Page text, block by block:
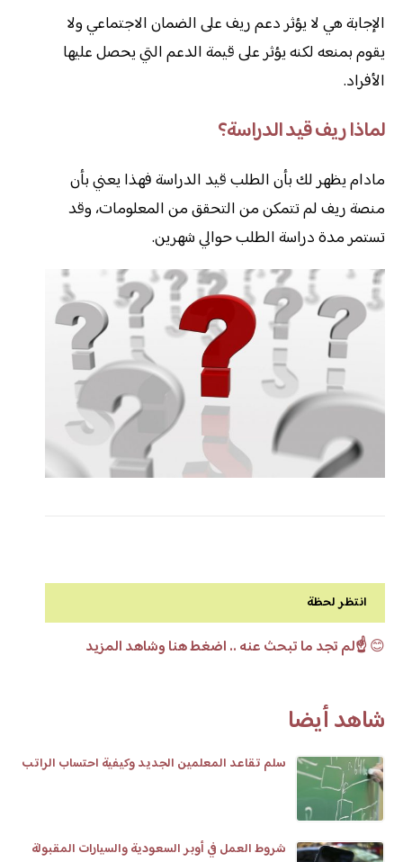
الإجابة هي لا يؤثر دعم ريف على الضمان الاجتماعي ولا
يقوم بمنعه لكنه يؤثر على قيمة الدعم التي يحصل عليها
الأفراد.
لماذا ريف قيد الدراسة؟
مادام يظهر لك بأن الطلب قيد الدراسة فهذا يعني بأن
منصة ريف لم تتمكن من التحقق من المعلومات، وقد
تستمر مدة دراسة الطلب حوالي شهرين.
انتظر لحظة
😊☝️لم تجد ما تبحث عنه .. اضغط هنا وشاهد المزيد
شاهد أيضا
سلم تقاعد المعلمين الجديد وكيفية احتساب الراتب
شروط العمل في أوبر السعودية والسيارات المقبولة